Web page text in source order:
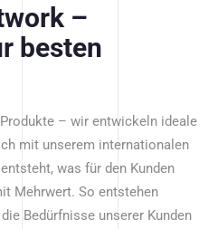
–
besten
– wir entwickeln ideale
mit unserem internationalen
was für den Kunden
Mehrwert. So entstehen
Bedürfnisse unserer Kunden